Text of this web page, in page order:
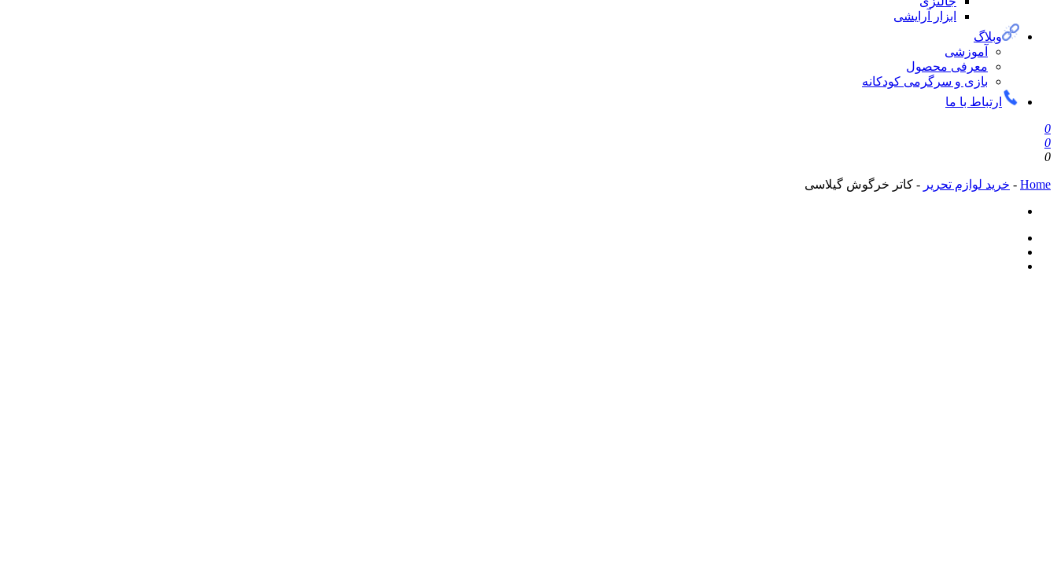
ابزار آرایشی
وبلاگ
آموزشی
معرفی محصول
بازی و سرگرمی کودکانه
ارتباط با ما
0
0
0
Home
- خرید لوازم تحریر - کاتر خرگوش گیلاسی